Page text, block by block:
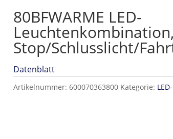
80BFWARME LED-
Leuchtenkombination,
Stop/Schlusslicht/
Datenblatt
Artikelnummer: 600070363800 Kategorie: